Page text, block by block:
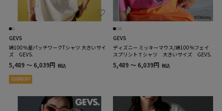
GEVS
綿100％星パッチワークTシャツ 大きいサイ
ズ GEVS.
5,489 ～ 6,039円 税込
500円OFF
GEVS
ディズニー ミッキーマウス/綿100％フェイ
スプリントＴシャツ 大きいサイズ GEVS.
5,489 ～ 6,039円 税込